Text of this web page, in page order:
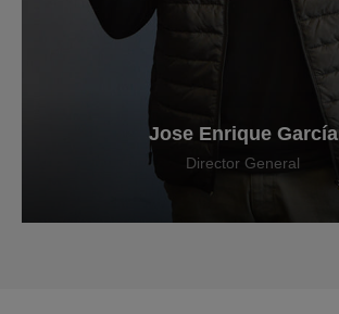
Jose Enrique García
Director General